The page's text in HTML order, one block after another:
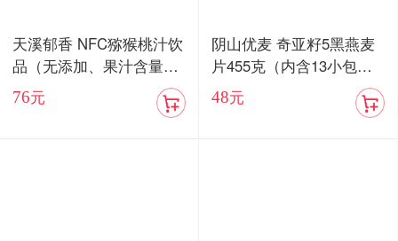
天溪郁香 NFC猕猴桃汁饮
品（无添加、果汁含量8
5%）顺丰包邮
76元
阴山优麦 奇亚籽5黑燕麦
片455克（内含13小包）/
血燕麦5红燕麦片455克
（内含13小包）
48元